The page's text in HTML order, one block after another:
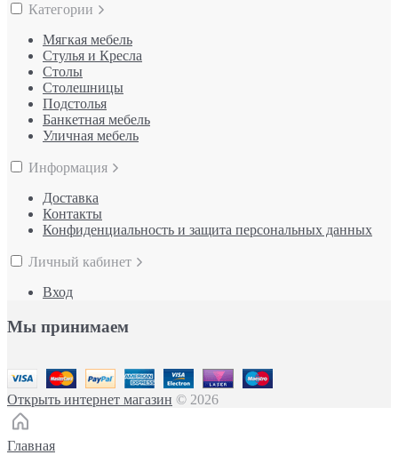
Категории
Мягкая мебель
Стулья и Кресла
Столы
Столешницы
Подстолья
Банкетная мебель
Уличная мебель
Информация
Доставка
Контакты
Конфиденциальность и защита персональных данных
Личный кабинет
Вход
Мы принимаем
Открыть интернет магазин © 2026
Главная